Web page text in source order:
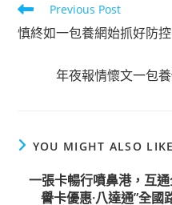
Read
more
articles
Previous Post
慎終如一包養網始抓好防
年夜報情懷文一包
YOU MIGHT ALSO LIKE
一張卡暢行噴鼻港，互
譽卡優惠·八達通”全